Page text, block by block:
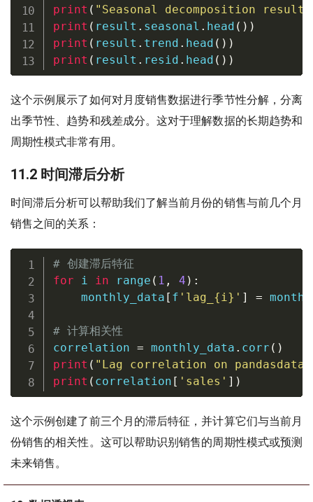
print ( "Seasonal decomposition
print ( result . seasonal . head ( ) )
print ( result . trend . head ( ) )
print ( result . resid . head ( ) )
这个示例展示了如何对月度销售数据进行季节性分解，分离
出季节性、趋势和残差成分。这对于理解数据的长期趋势和
周期性模式非常有用。
11.2 时间滞后分析
时间滞后分析可以帮助我们了解当前月份的销售与前几个月
销售之间的关系：
# 创建滞后特征
for i in range ( 1 , 4 ) :
    monthly_data
[ f 'lag_ {i} ' ] =
# 计算相关性
correlation = monthly_data . corr ( )
print ( "Lag correlation on
print ( correlation [ 'sales' ] )
这个示例创建了前三个月的滞后特征，并计算它们与当前月
份销售的相关性。这可以帮助识别销售的周期性模式或预测
未来销售。